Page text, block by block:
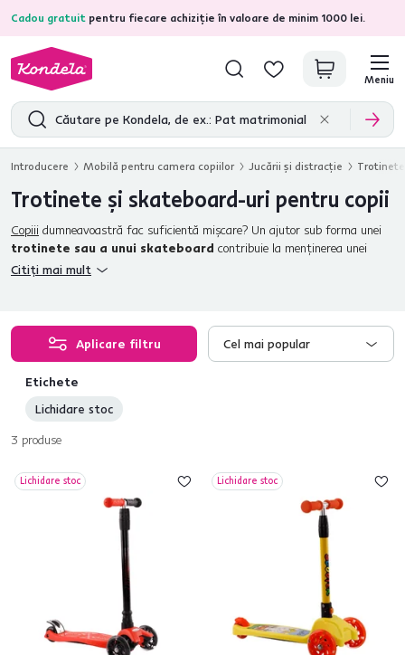
Cadou gratuit pentru fiecare achiziție în valoare de minim 1000 lei.
4,7 31.211 recenzii de produs verificate
Meniu
Introducere Mobilă pentru camera copiilor Jucării şi distracţie
Trotinete şi skateboard-uri pentru copii
Copiii dumneavoastră fac suficientă mişcare? Un ajutor sub forma unei
trotinete sau a unui skateboard contribuie la menţinerea unei
activităţi fizice adecvate pentru copilul dvs. În plus, ambele opţiuni sunt
trotinetele pliabilesunt foarte populare. Acestea se pot plia uşor şi
rapid, pot fi luate în mână şi purtate chiar şi pentru perioade mai lungi.
Sunt potrivite pentru a călători prin oraş, de exemplu.
uşoară. Oferim skateboard-uri şi trotinete în mai multe culori. Trotinetele
completă de
Citiți mai mult
Aplicare filtru Cel mai popular
Etichete
Lichidare stoc
3 produse
Lichidare stoc Lichidare stoc